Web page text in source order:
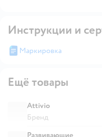
Инструкции и
Маркировка
Ещё товары
Attivio
Бренд
Развивающие